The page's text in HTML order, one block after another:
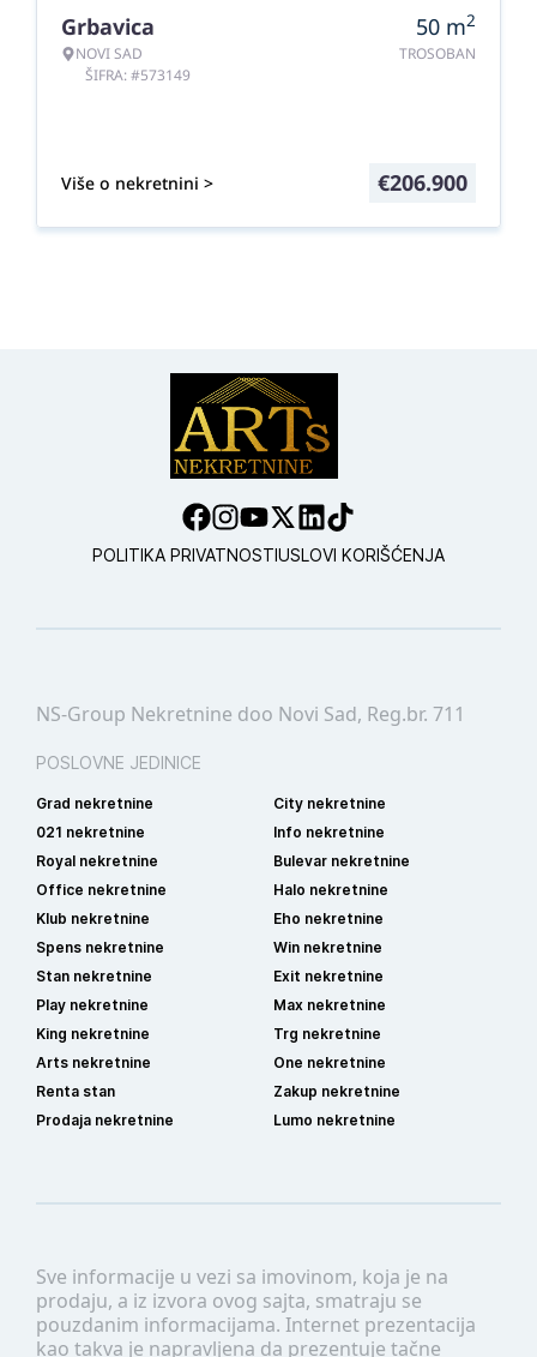
Grbavica
NOVI SAD
ŠIFRA: #573149
50 m2
TROSOBAN
Više o nekretnini > €206.900
POLITIKA PRIVATNOSTIUSLOVI KORIŠĆENJA
Sve informacije u vezi sa imovinom, koja je na
prodaju, a iz izvora ovog sajta, smatraju se
pouzdanim informacijama. Internet prezentacija
kao takva je napravljena da prezentuje tačne
NS-Group Nekretnine doo Novi Sad, Reg.br. 711
POSLOVNE JEDINICE
Grad nekretnine
City nekretnine
021 nekretnine
Info nekretnine
Royal nekretnine
Bulevar nekretnine
Office nekretnine
Halo nekretnine
Klub nekretnine
Eho nekretnine
Spens nekretnine
Win nekretnine
Stan nekretnine
Exit nekretnine
Play nekretnine
Max nekretnine
King nekretnine
Trg nekretnine
Arts nekretnine
One nekretnine
Renta stan
Zakup nekretnine
Prodaja nekretnine
Lumo nekretnine